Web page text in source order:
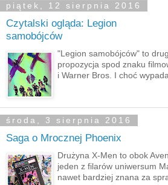
piątek, 12 sierpnia 2016
Czytalski ogląda: Legion
samobójców
"Legion samobójców" to
propozycja spod znaku
i Warner Bros. I choć
środa, 3 sierpnia 2016
Saga o Mrocznej Phoenix
Drużyna X-Men to obok
jeden z filarów uniwersum
nawet bardziej znana za